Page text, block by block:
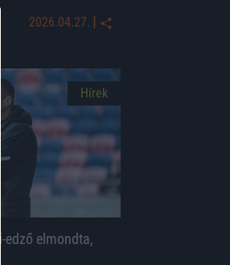
2026.04.27. |
Hírek
edző elmondta,